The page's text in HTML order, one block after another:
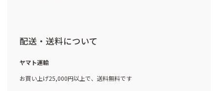
配送・送料について
ヤマト運輸
お買い上げ25,000円以上で、送料無料です